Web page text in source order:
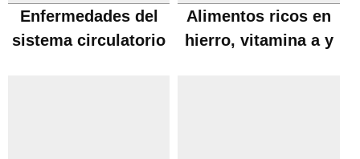
Enfermedades del
sistema circulatorio
Alimentos ricos en
hierro, vitamina a y